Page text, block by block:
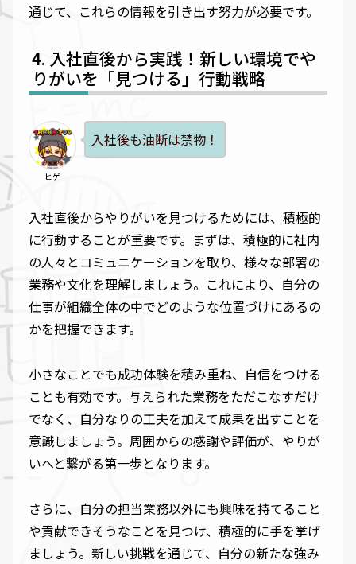
通じて、これらの情報を引き出す努力が必要です。
入社直後から実践！新しい環境でや
りがいを「見つける」行動戦略
ヒゲ
入社後も油断は禁物！
入社直後からやりがいを見つけるためには、積極的
に行動することが重要です。まずは、積極的に社内
の人々とコミュニケーションを取り、様々な部署の
業務や文化を理解しましょう。これにより、自分の
仕事が組織全体の中でどのような位置づけにあるの
かを把握できます。
小さなことでも成功体験を積み重ね、自信をつける
ことも有効です。与えられた業務をただこなすだけ
でなく、自分なりの工夫を加えて成果を出すことを
意識しましょう。周囲からの感謝や評価が、やりが
いへと繋がる第一歩となります。
さらに、自分の担当業務以外にも興味を持てること
や貢献できそうなことを見つけ、積極的に手を挙げ
ましょう。新しい挑戦を通じて、自分の新たな強み